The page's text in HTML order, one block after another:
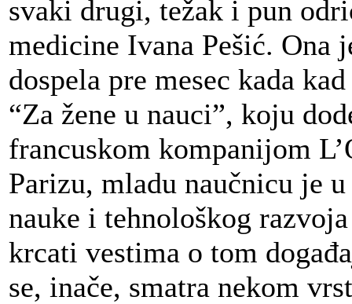
svaki drugi, težak i pun
medicine Ivana Pešić. Ona
dospela pre mesec kada
“Za žene u nauci”, koju
francuskom kompanijom
Parizu, mladu naučnicu je
nauke i tehnološkog
krcati vestima o tom
se, inače, smatra nekom